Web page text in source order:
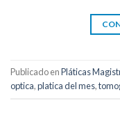
Publicado enPláticas
optica,platica del mes,